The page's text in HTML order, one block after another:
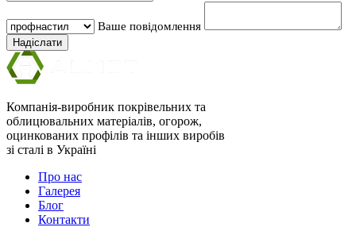
Ваше повідомлення
Надіслати
Компанія-виробник покрівельних та
облицювальних матеріалів, огорож,
оцинкованих профілів та інших виробів
зі сталі в Україні
Про нас
Галерея
Блог
Контакти